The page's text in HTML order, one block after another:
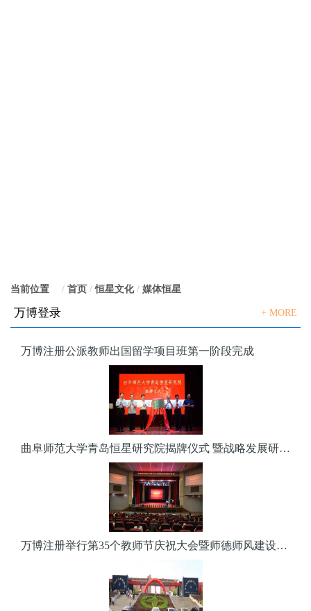
当前位置 首页 恒星文化 媒体恒星
万博登录 + MORE
万博注册公派教师出国留学项目班第一阶段完成
曲阜师范大学青岛恒星研究院揭牌仪式 暨战略发展研讨会隆重举行
万博注册举行第35个教师节庆祝大会暨师德师风建设长效活动开幕仪式